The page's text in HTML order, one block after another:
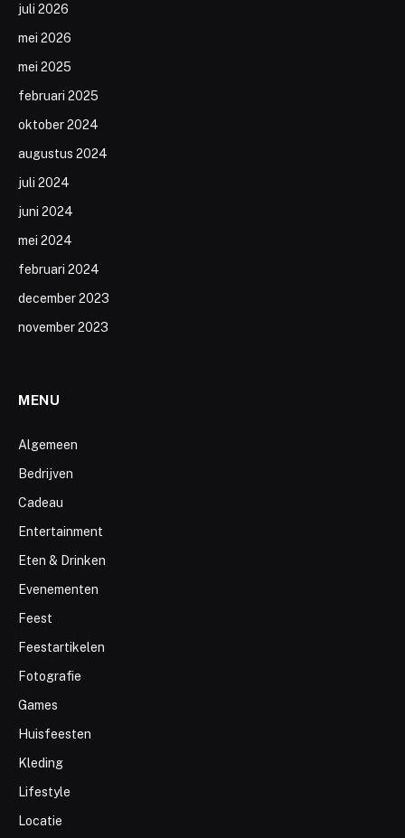
juli 2026
mei 2026
mei 2025
februari 2025
oktober 2024
augustus 2024
juli 2024
juni 2024
mei 2024
februari 2024
december 2023
november 2023
MENU
Algemeen
Bedrijven
Cadeau
Entertainment
Eten & Drinken
Evenementen
Feest
Feestartikelen
Fotografie
Games
Huisfeesten
Kleding
Lifestyle
Locatie